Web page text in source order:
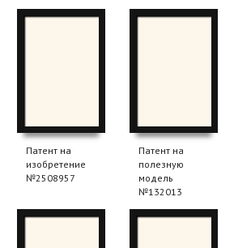
Патент на
изобретение
№2508957
Патент на
полезную
модель
№132013